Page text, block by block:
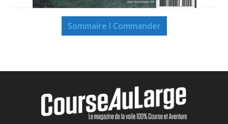
Sommaire I Commander